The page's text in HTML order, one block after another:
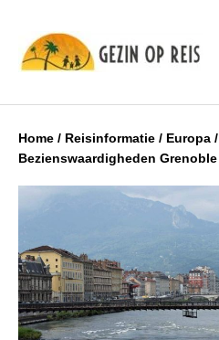
Home / Reisinformatie / Europa /
Bezienswaardigheden Grenoble